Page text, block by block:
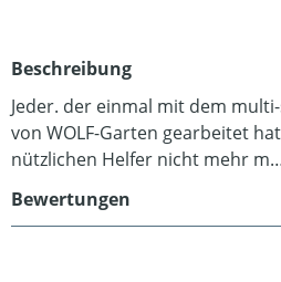
Beschreibung
Jeder. der einmal mit dem
von WOLF-Garten gearbeitet
nützlichen Helfer nicht mehr
Bewertungen